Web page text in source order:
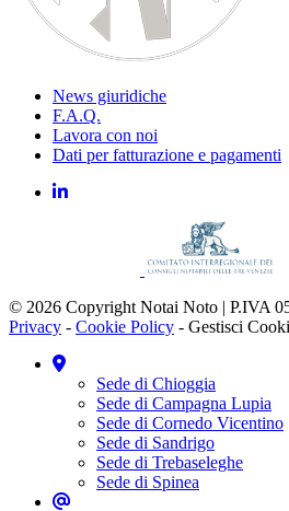
News giuridiche
F.A.Q.
Lavora con noi
Dati per fatturazione e pagamenti
© 2026 Copyright Notai Noto | P.IVA
Privacy - Cookie Policy - Gestisci
Sede di Chioggia
Sede di Campagna Lupia
Sede di Cornedo Vicentino
Sede di Sandrigo
Sede di Trebaseleghe
Sede di Spinea